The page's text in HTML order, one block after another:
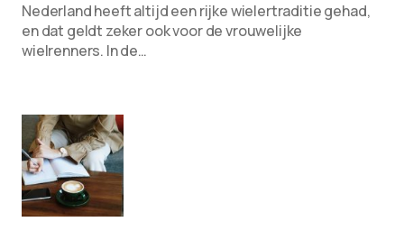
Nederland heeft altijd een rijke wielertraditie gehad,
en dat geldt zeker ook voor de vrouwelijke
wielrenners. In de…